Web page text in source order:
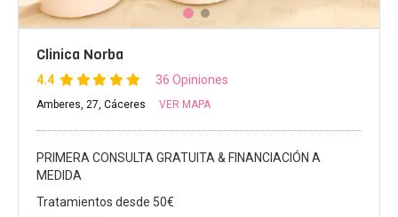
Clinica Norba
4.4 36 Opiniones
Amberes, 27, Cáceres VER MAPA
PRIMERA CONSULTA GRATUITA & FINANCIACIÓN A
MEDIDA
Tratamientos desde 50€